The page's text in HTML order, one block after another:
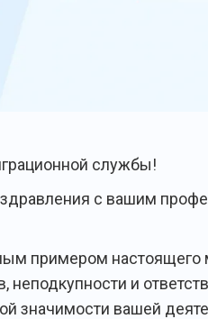
службы!
с вашим
примером настоящего
неподкупности и
значимости вашей